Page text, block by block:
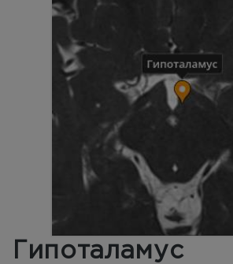
Гипоталамус